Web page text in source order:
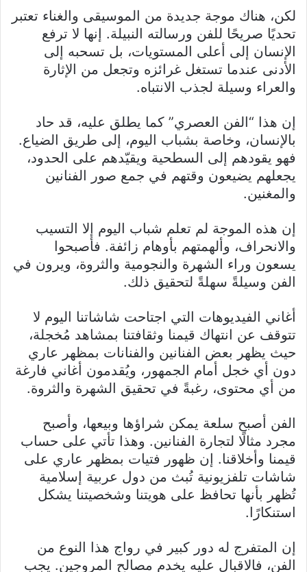
لكن، هناك موجة جديدة من الموسيقى والغناء تعتبر
تحديًا صريحًا للفن ورسالته النبيلة. إنها لا ترفع
الإنسان إلى أعلى المستويات، بل تسحبه إلى
الأدنى عندما تستغل غرائزه وتجعل من الإثارة
والعراء وسيلة لجذب الانتباه.
إن هذا “الفن العصري” كما يطلق عليه، قد حاد
بالإنسان، وخاصة بشباب اليوم، إلى طريق الضياع.
فهو يقودهم إلى السطحية ويقيّدهم على الحدود،
يجعلهم يضيعون وقتهم في جمع صور الفنانين
والمغنين.
إن هذه الموجة لم تعلم شباب اليوم إلا التسيب
والانحراف، وألهمتهم بأوهام زائفة. فأصبحوا
يسعون وراء الشهرة والنجومية والثروة، ويرون في
الفن وسيلةً سهلةً لتحقيق ذلك.
أغاني الفيديوهات التي اجتاحت شاشاتنا اليوم لا
تتوقف عن انتهاك قيمنا وثقافتنا بمشاهد مُخجلة،
حيث يظهر بعض الفنانين والفنانات بمظهر عاري
دون أي خجل أمام الجمهور، ويُقدمون أغاني فارغة
من أي محتوى، رغبةً في تحقيق الشهرة والثروة.
الفن أصبح سلعة يمكن شراؤها وبيعها، وأصبح
مجرد مثالًا لتجارة الفنانين. وهذا تأتي على حساب
قيمنا وأخلاقنا. إن ظهور فتيات بمظهر عاري على
شاشات تلفزيونية تُبث من دول عربية إسلامية
تُظهر بأنها تحافظ على هويتنا وشخصيتنا يشكل
استنكارًا.
إن المتفرج له دور كبير في رواج هذا النوع من
الفن، فالاقبال عليه يخدم مصالح المروجين. يجب